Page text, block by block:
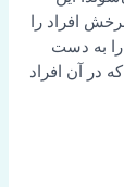
افراد را
را به دست
در آن افراد